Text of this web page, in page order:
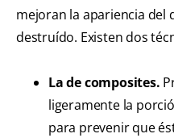
mejoran la apariencia del
destruído. Existen dos
La de composites.
ligeramente la
para prevenir que